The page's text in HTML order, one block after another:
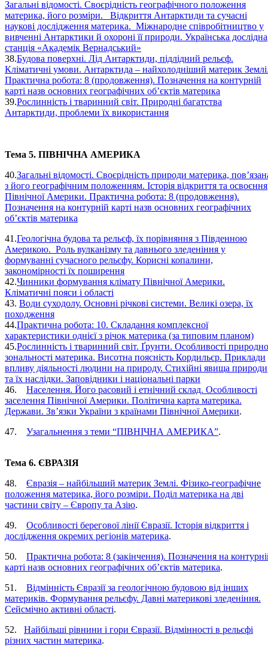
Загальні відомості. Своєрідність географічного положення
материка, його розміри. Відкриття Антарктиди та сучасні
наукові дослідження материка. Міжнародне співробітництво у
вивченні Антарктики й охороні її природи. Українська дослідна
станція «Академік Вернадський»
38.Будова поверхні. Лід Антарктиди, підлідний рельєф.
Кліматичні умови. Антарктида – найхолодніший материк
Практична робота: 8 (продовження). Позначення на контурній
карті назв основних географічних об’єктів материка
39.Рослинність і тваринний світ. Природні багатства
Антарктиди, проблеми їх використання
Тема 5. ПІВНІЧНА АМЕРИКА
40.Загальні відомості. Своєрідність природи материка,
з його географічним положенням. Історія відкриття та освоєння
Північної Америки. Практична робота: 8 (продовження).
Позначення на контурній карті назв основних географічних
об’єктів материка
41.Геологічна будова та рельєф, їх порівняння з Південною
Америкою. Роль вулканізму та давнього зледеніння у
формуванні сучасного рельєфу. Корисні копалини,
закономірності їх поширення
42.Чинники формування клімату Північної Америки.
Кліматичні пояси і області
43. Води суходолу. Основні річкові системи. Великі озера, їх
походження
44.Практична робота: 10. Складання комплексної
характеристики однієї з річок материка (за типовим планом)
45.Рослинність і тваринний світ. Ґрунти. Особливості
зональності материка. Висотна поясність Кордильєр. Приклади
впливу діяльності людини на природу. Стихійні явища природи
та їх наслідки. Заповідники і національні парки
46. Населення. Його расовий і етнічний склад. Особливості
заселення Північної Америки. Політична карта материка.
Держави. Зв’язки України з країнами Північної Америки.
47. Узагальнення з теми “ПІВНІЧНА АМЕРИКА”.
Тема 6. ЄВРАЗІЯ
48. Євразія – найбільший материк Землі. Фізико-географічне
положення материка, його розміри. Поділ материка на дві
частини світу – Європу та Азію.
49. Особливості берегової лінії Євразії. Історія відкриття і
дослідження окремих регіонів материка.
50. Практична робота: 8 (закінчення). Позначення на
карті назв основних географічних об’єктів материка.
51. Відмінність Євразії за геологічною будовою від інших
материків. Формування рельєфу. Давні материкові зледеніння.
Сейсмічно активні області.
52. Найбільші рівнини і гори Євразії. Відмінності в рельєфі
різних частин материка.